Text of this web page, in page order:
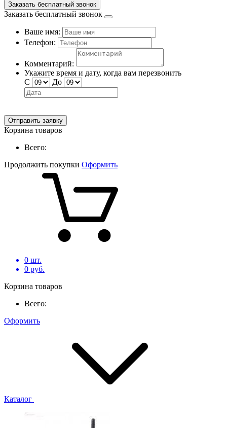
Заказать бесплатный звонок
Заказать бесплатный звонок
Ваше имя:
Телефон:
Комментарий:
Укажите время и дату, когда вам перезвонить
С
До
Отправить заявку
Корзина товаров
Всего:
Продолжить покупки Оформить
0 шт.
0 руб.
Корзина товаров
Всего:
Оформить
Каталог